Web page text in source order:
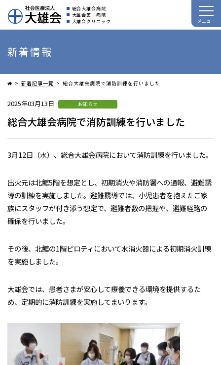
総合大雄会病院
大雄会第一病院
大雄会クリニック
メニュー
新着情報
新着記事一覧 総合大雄会病院で消防訓練を行いました
2025年03月13日 お知らせ
総合大雄会病院で消防訓練を行いました
3月12日（水）、総合大雄会病院において消防訓練を行いました。
出火元は北館5階を想定とし、初期消火や消防署への通報、避難誘
導の訓練を実施しました。避難誘導では、小児患者を抱えたご家
族にスタッフが付き添う想定で、避難者数の把握や、避難経路の
確保を行いました。
その後、北館の1階ピロティにおいて水消火器による初期消火訓練
を実施しました。
大雄会では、患者さまが安心して療養できる環境を提供するた
め、定期的に消防訓練を実施してまいります。